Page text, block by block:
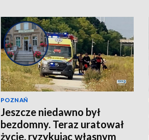
POZNAŃ
Jeszcze niedawno był
bezdomny. Teraz uratował
życie, ryzykując własnym